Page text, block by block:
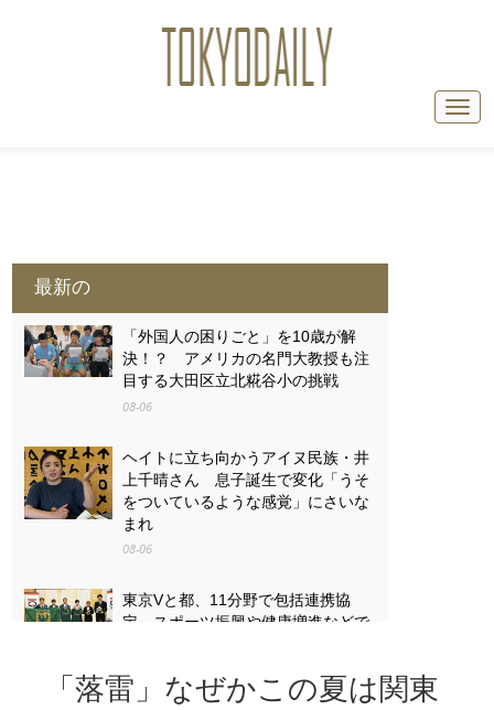
最新の
「外国人の困りごと」を10歳が解
決！？ アメリカの名門大教授も注
目する大田区立北糀谷小の挑戦
08-06
ヘイトに立ち向かうアイヌ民族・井
上千晴さん 息子誕生で変化「うそ
をついているような感覚」にさいな
まれ
08-06
東京Vと都、11分野で包括連携協
定 スポーツ振興や健康増進などで
「戦争は失うものが大きすぎる」
「落雷」なぜかこの夏は関東